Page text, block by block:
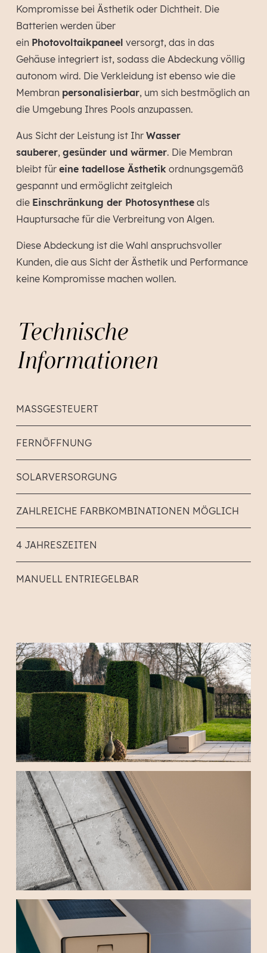
Kompromisse bei Ästhetik oder Dichtheit. Die
Batterien werden über
ein Photovoltaikpaneel versorgt, das in das
Gehäuse integriert ist, sodass die Abdeckung völlig
autonom wird. Die Verkleidung ist ebenso wie die
Membran personalisierbar, um sich bestmöglich an
die Umgebung Ihres Pools anzupassen.
Aus Sicht der Leistung ist Ihr Wasser
sauberer, gesünder und wärmer. Die Membran
bleibt für eine tadellose Ästhetik ordnungsgemäß
gespannt und ermöglicht zeitgleich
die Einschränkung der Photosynthese als
Hauptursache für die Verbreitung von Algen.
Diese Abdeckung ist die Wahl anspruchsvoller
Kunden, die aus Sicht der Ästhetik und Performance
keine Kompromisse machen wollen.
Technische
Informationen
MASSGESTEUERT
FERNÖFFNUNG
SOLARVERSORGUNG
ZAHLREICHE FARBKOMBINATIONEN MÖGLICH
4 JAHRESZEITEN
MANUELL ENTRIEGELBAR